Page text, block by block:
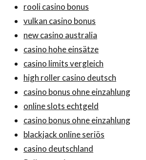
rooli casino bonus
vulkan casino bonus
new casino australia
casino hohe einsätze
casino limits vergleich
high roller casino deutsch
casino bonus ohne einzahlung
online slots echtgeld
casino bonus ohne einzahlung
blackjack online seriös
casino deutschland